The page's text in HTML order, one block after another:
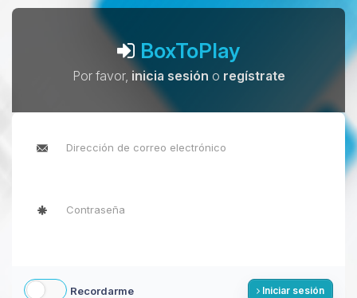
BoxToPlay
Por favor, inicia sesión o regístrate
Recordarme Iniciar sesión